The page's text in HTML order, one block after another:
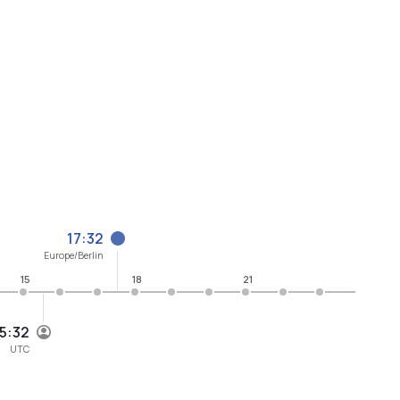
UTC
17:32
Europe/Berlin
15 18 21